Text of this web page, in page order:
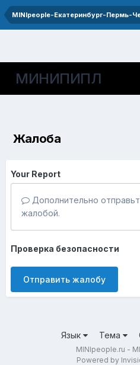
MINIpeople-Екатеринбург-Пермь-
МИНИПИПЛ
Жалоба
Your Report
Дополнительно
жалобой.
Проверка безопасности
Отправить жалобу
Язык Тема
MINIpeople.ru -
Powered by